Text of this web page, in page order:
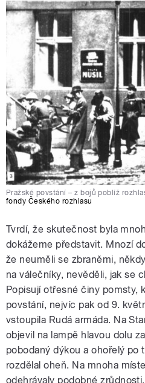
Pražské povstání – z bojů poblíž
fondy Českého rozhlasu
Tvrdí, že skutečnost byla
dokážeme představit. Mnozí
že neuměli se zbraněmi,
na válečníky, nevěděli, jak se
Popisují otřesné činy pomsty,
povstání, nejvíc pak od 9.
vstoupila Rudá armáda. Na
objevil na lampě hlavou dolu
pobodaný dýkou a ohořelý po
rozdělal oheň. Na mnoha
odehrávaly podobné